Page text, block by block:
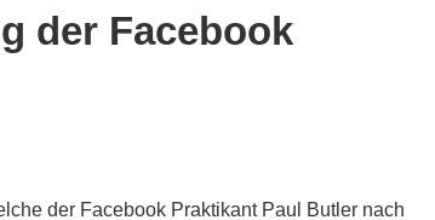
der Facebook
der Facebook Praktikant Paul Butler nach